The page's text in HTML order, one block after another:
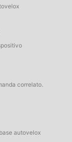
correlato.
autovelox